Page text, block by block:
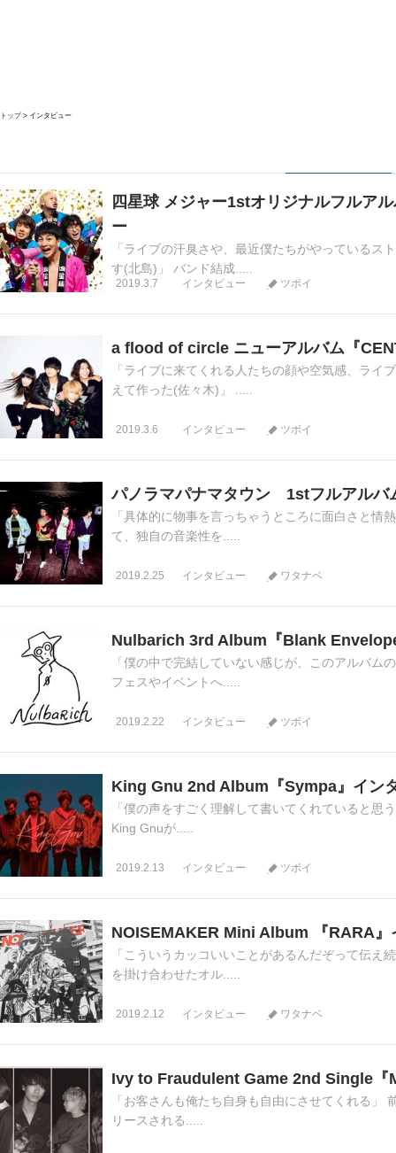
トップ インタビュー
四星球 メジャー1stオリジナルフルア
ー
「ライブの汗臭さや、最近僕たちがやっているス
す(北島)」 バンド結成.....
2019.3.7 インタビュー ツボイ
a flood of circle ニューアルバム『
「ライブに来てくれる人たちの顔や空気感、ライ
えて作った(佐々木)」 .....
2019.3.6 インタビュー ツボイ
パノラマパナマタウン 1stフルアルバ
「具体的に物事を言っちゃうところに面白さと情
て、独自の音楽性を.....
2019.2.25 インタビュー ワタナベ
Nulbarich 3rd Album『Blank
「僕の中で完結していない感じが、このアルバ
フェスやイベントへ.....
2019.2.22 インタビュー ツボイ
King Gnu 2nd Album『Sympa』イン
「僕の声をすごく理解して書いてくれていると思
King Gnuが.....
2019.2.13 インタビュー ツボイ
NOISEMAKER Mini Album 『RARA』
「こういうカッコいいことがあるんだぞって伝
を掛け合わせたオル.....
2019.2.12 インタビュー ワタナベ
Ivy to Fraudulent Game 2nd Single『
「お客さんも俺たち自身も自由にさせてくれる
リースされる.....